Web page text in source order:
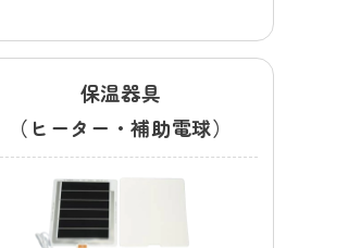
保温器具
（ヒーター・補助電球）